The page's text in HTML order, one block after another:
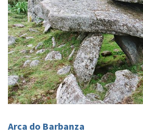
Arca do Barbanza